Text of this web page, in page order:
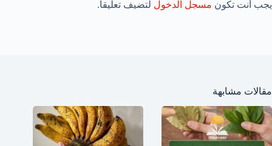
يجب أنت تكون مسجل الدخول لتضيف تعليقاً.
مقالات مشابهة